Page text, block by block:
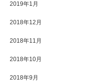
2019年1月
2018年12月
2018年11月
2018年10月
2018年9月